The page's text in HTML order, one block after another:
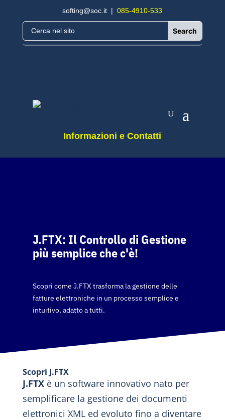
softing@soc.it |085-4910-533
Informazioni e Contatti
J.FTX: Il Controllo di Gestione
più semplice che c'è!
Scopri come J.FTX trasforma la gestione delle
fatture elettroniche in un processo semplice e
intuitivo, adatto a tutti.
Scopri J.FTX
J.FTXè un software innovativo nato per
semplificare la gestione dei documenti
elettronici XML ed evoluto fino a diventare